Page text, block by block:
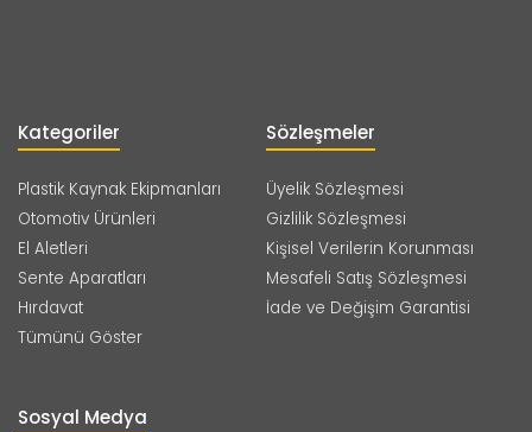
Kategoriler
Plastik Kaynak Ekipmanları
Otomotiv Ürünleri
El Aletleri
Sente Aparatları
Hırdavat
Tümünü Göster
Sözleşmeler
Üyelik Sözleşmesi
Gizlilik Sözleşmesi
Kişisel Verilerin Korunması
Mesafeli Satış Sözleşmesi
İade ve Değişim Garantisi
Sosyal Medya